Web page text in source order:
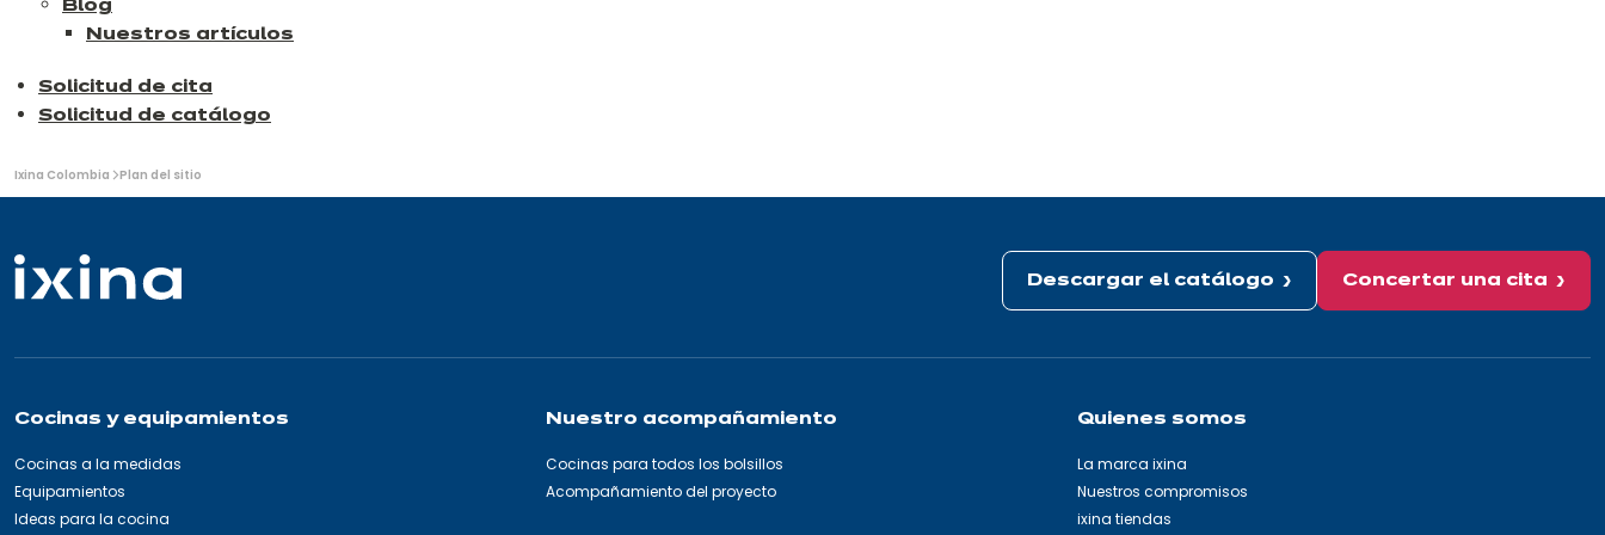
Blog
Nuestros artículos
Solicitud de cita
Solicitud de catálogo
Usted
está
Ixina Colombia Plan del sitio
Descargar el catálogo Concertar una cita
Cocinas y equipamientos
Cocinas a la medidas
Equipamientos
Ideas para la cocina
Nuestro acompañamiento
Cocinas para todos los bolsillos
Acompañamiento del proyecto
Quienes somos
La marca ixina
Nuestros compromisos
ixina tiendas